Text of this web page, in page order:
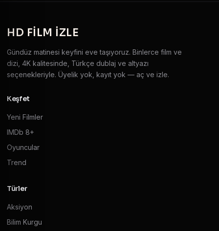
HD FILM IZLE
Gündüz matinesi keyfini eve taşıyoruz. Binlerce film ve
dizi, 4K kalitesinde, Türkçe dublaj ve altyazı
seçenekleriyle. Üyelik yok, kayıt yok — aç ve izle.
Keşfet
Yeni Filmler
IMDb 8+
Oyuncular
Trend
Türler
Aksiyon
Bilim Kurgu